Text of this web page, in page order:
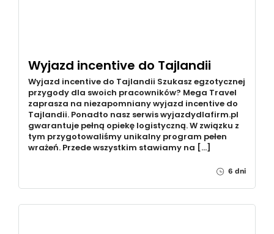
Wyjazd incentive do Tajlandii
Wyjazd incentive do Tajlandii Szukasz egzotycznej
przygody dla swoich pracowników? Mega Travel
zaprasza na niezapomniany wyjazd incentive do
Tajlandii. Ponadto nasz serwis wyjazdydlafirm.pl
gwarantuje pełną opiekę logistyczną. W związku z
tym przygotowaliśmy unikalny program pełen
wrażeń. Przede wszystkim stawiamy na […]
6 dni